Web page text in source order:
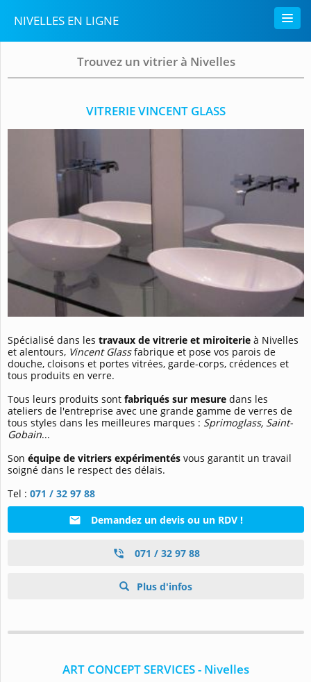
NIVELLES EN LIGNE
Trouvez un vitrier à Nivelles
VITRERIE VINCENT GLASS
Spécialisé dans les travaux de vitrerie et miroiterie à Nivelles
et alentours, Vincent Glassfabrique et pose vos parois de
douche, cloisons et portes vitrées, garde-corps, crédences et
tous produits en verre.
Tous leurs produits sont fabriqués sur mesure dans les
ateliers de l'entreprise avec une grande gamme de verres de
tous styles dans les meilleures marques : Sprimoglass, Saint-
Gobain...
Son équipe de vitriers expérimentés vous garantit un travail
soigné dans le respect des délais.
Tel : 071 / 32 97 88
Demandez un devis ou un RDV !
071 / 32 97 88
Plus d'infos
ART CONCEPT SERVICES - Nivelles